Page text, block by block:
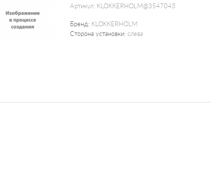
Артикул: KLOKKERHOLM@3547043
Бренд: KLOKKERHOLM
Сторона установки: слева